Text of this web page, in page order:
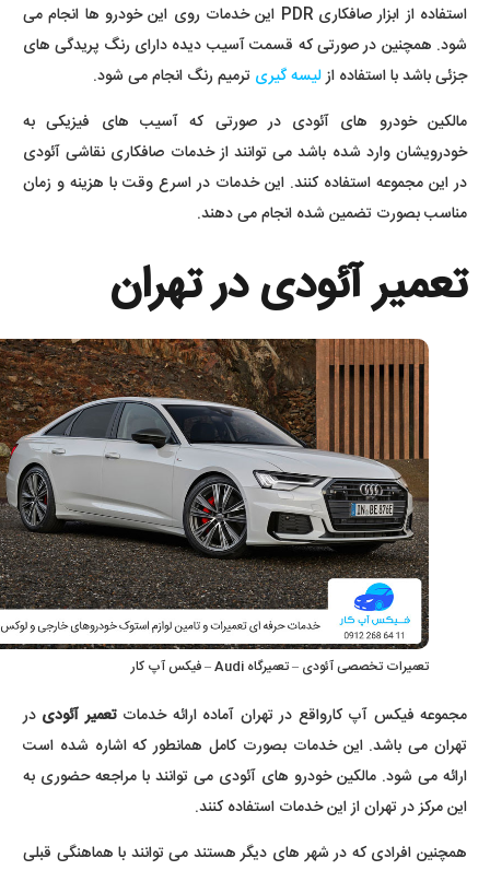
استفاده از ابزار صافکاری PDR این خدمات روی این خودرو ها انجام می
شود. همچنین در صورتی که قسمت آسیب دیده دارای رنگ پریدگی های
جزئی باشد با استفاده ازلیسه گیری ترمیم رنگ انجام می شود.
مالکین خودرو های آئودی در صورتی که آسیب های فیزیکی به
خودرویشان وارد شده باشد می توانند از خدمات صافکاری نقاشی آئودی
در این مجموعه استفاده کنند. این خدمات در اسرع وقت با هزینه و زمان
مناسب بصورت تضمین شده انجام می دهند.
تعمیر آئودی در تهران
تعمیرات تخصصی آئودی – تعمیرگاه Audi – فیکس آپ کار
مجموعه فیکس آپ کارواقع در تهران آماده ارائه خدماتتعمیر آئودی در
تهران می باشد. این خدمات بصورت کامل همانطور که اشاره شده است
ارائه می شود. مالکین خودرو های آئودی می توانند با مراجعه حضوری به
این مرکز در تهران از این خدمات استفاده کنند.
همچنین افرادی که در شهر های دیگر هستند می توانند با هماهنگی قبلی